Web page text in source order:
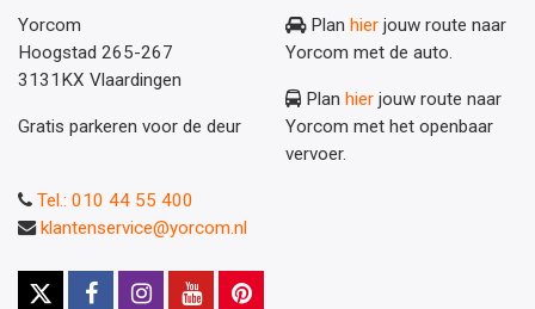
Yorcom
Hoogstad 265-267
3131KX Vlaardingen
Gratis parkeren voor de deur
Plan hier jouw route naar
Yorcom met de auto.
Plan hier jouw route naar
Yorcom met het openbaar
vervoer.
Tel.: 010 44 55 400
klantenservice@yorcom.nl